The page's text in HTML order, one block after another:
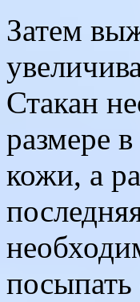
Затем
Стакан
размере
кожи, а